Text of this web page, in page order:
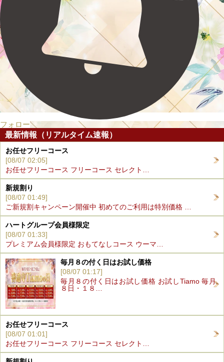
フォロー
最新情報（リアルタイム速報）
お任せフリーコース
[08/07 02:05]
お任せフリーコース フリーコース セレクト…
新規割り
[08/07 01:49]
ご新規割キャンペーン開催中 初めてのご利用は特別価格 …
ハートグループ会員様限定
[08/07 01:33]
プレミアム会員様限定 おもてなしコース ウーマ…
毎月８の付く日はお試し価格
[08/07 01:17]
毎月８の付く日はお試し価格 お試しTiamo 毎月
８日・１８…
お任せフリーコース
[08/07 01:01]
お任せフリーコース フリーコース セレクト…